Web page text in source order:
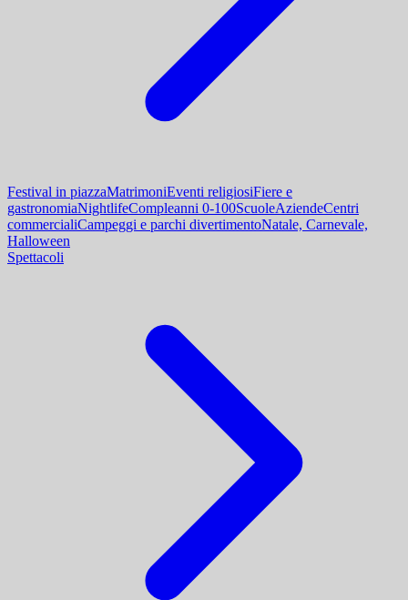
Festival in piazzaMatrimoniEventi religiosiFiere e
gastronomiaNightlifeCompleanni 0-100ScuoleAziendeCentri
commercialiCampeggi e parchi divertimentoNatale, Carnevale,
Halloween
Spettacoli